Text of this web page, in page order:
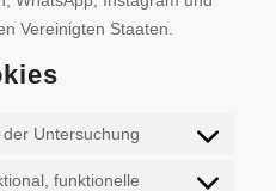
Vereinigten Staaten.
Untersuchung
funktionelle